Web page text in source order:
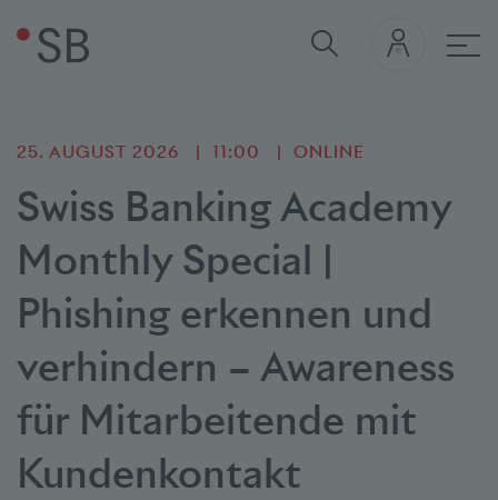
25. AUGUST 2026 11:00 ONLINE
Swiss Banking Academy
Monthly Special |
Phishing erkennen und
verhindern – Awareness
für Mitarbeitende mit
Kundenkontakt